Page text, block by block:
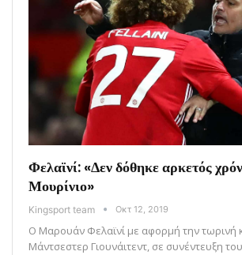
Φελαϊνί: «Δεν δόθηκε αρκετός
Μουρίνιο»
Kingsport team Οκτ 12, 2019
Ο Μαρουάν Φελαϊνί με αφορμή την τωρινή
Μάντσεστερ Γιουνάιτεντ, σε συνέντευξη